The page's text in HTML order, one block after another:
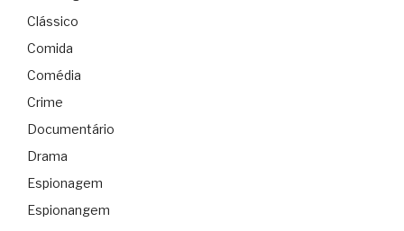
Clássico
Comida
Comédia
Crime
Documentário
Drama
Espionagem
Espionangem